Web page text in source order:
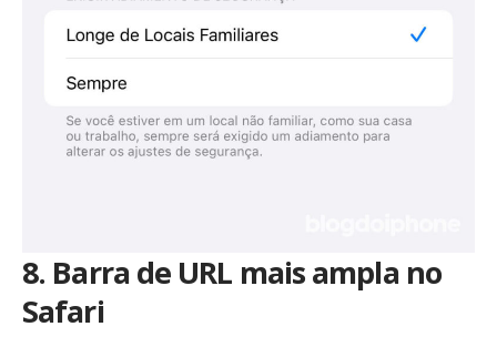
8. Barra de URL mais ampla no
Safari